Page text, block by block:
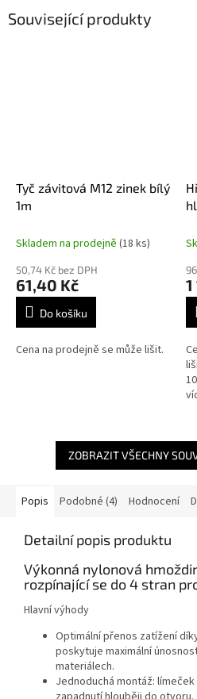
Související produkty
Tyč závitová M12 zinek bílý
1m
Skladem na prodejně (18 ks)
50,74 Kč bez DPH
61,40 Kč
Do košíku
Cena na prodejně se může lišit.
ZOBRAZIT VŠECHNY
Popis Podobné (4) Hodnocení
Detailní popis produktu
Výkonná nylonová
rozpínající se do 4 stran
Hlavní výhody
Optimální přenos zatížení
poskytuje maximální
materiálech.
Jednoduchá montáž: